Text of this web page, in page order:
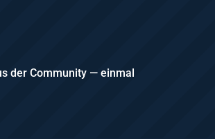
der Community — einmal